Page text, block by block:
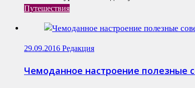
Путешествия
29.09.2016 Редакция
Чемоданное настроение полезные